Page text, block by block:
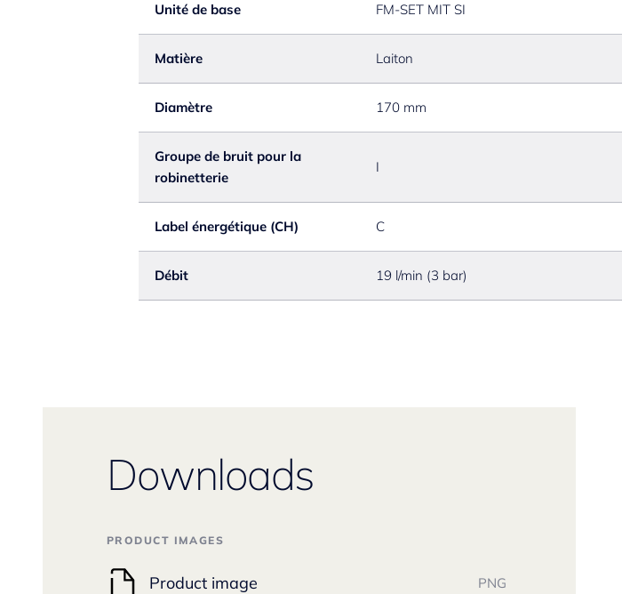
Unité de base FM-SET MIT SI
Matière Laiton
Diamètre 170 mm
Groupe de bruit pour la
robinetterie
I
Label énergétique (CH) C
Débit 19 l/min (3 bar)
Downloads
PRODUCT IMAGES
Product image PNG